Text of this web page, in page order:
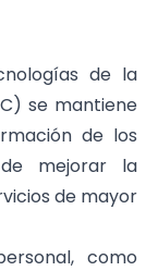
de la
se mantiene
de los
mejorar la
de mayor
como